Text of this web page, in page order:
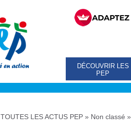
DÉCOUVRIR LES
PEP
TOUTES LES ACTUS PEP » Non classé »